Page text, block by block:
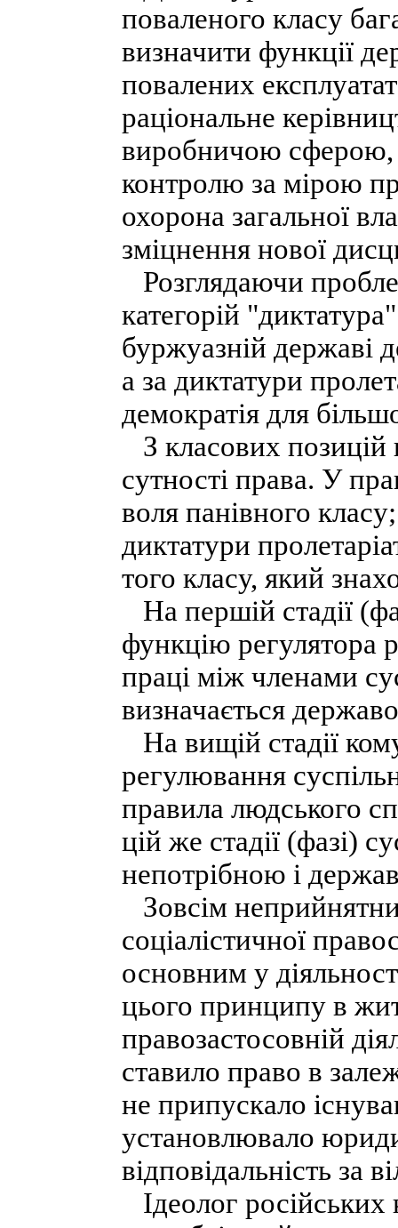
поваленого класу
визначити функції
повалених
раціональне
виробничою сферою,
контролю за мірою
охорона загальної
зміцнення нової
Розглядаючи
категорій
буржуазній державі
а за диктатури
демократія для
З класових позицій
сутності права. У
воля панівного
диктатури
того класу, який
На першій стадії
функцію регулятора
праці між членами
визначається
На вищій стадії
регулювання
правила людського
цій же стадії (фазі)
непотрібною і
Зовсім
соціалістичної
основним у
цього принципу в
правозастосовній
ставило право в
не припускало
установлювало
відповідальність за
Ідеолог російських